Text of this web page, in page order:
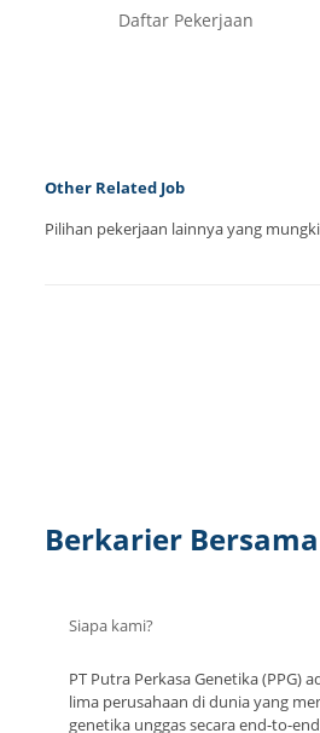
Daftar Pekerjaan
Other Related Job
Pilihan pekerjaan lainnya yang
Berkarier Bersama
Siapa kami?
PT Putra Perkasa Genetika (PPG)
lima perusahaan di dunia yang
genetika unggas secara end-to-